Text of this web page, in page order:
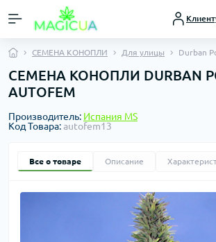
СЕМЕНА КОНОПЛИ Для улицы Durban
СЕМЕНА КОНОПЛИ DURBAN
AUTOFEM
Производитель: Испания MS
Код Товара:autofem13
Все о товаре Описание